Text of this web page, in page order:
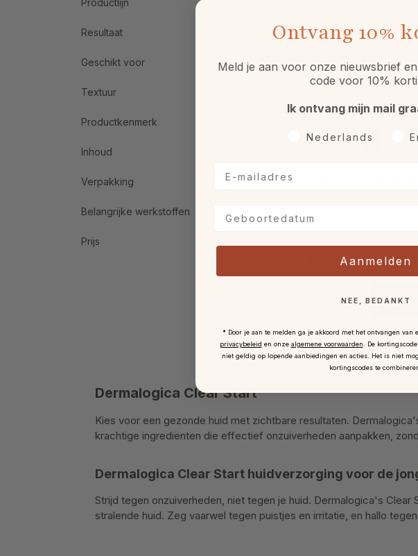
Resultaat
Geschikt voor
Textuur
Productkenmerk
Inhoud
Verpakking
Belangrijke werkstoffen
Prijs
Dermalogica Post-Breakout
van€ 29,00
Dermalogica Clear Start
Kies voor een gezonde huid met zichtbare resultaten.
krachtige ingrediënten die effectief onzuiverheden aanpakken,
Dermalogica Clear Start huidverzorging voor de
Strijd tegen onzuiverheden, niet tegen je huid. Dermalogica's
stralende huid. Zeg vaarwel tegen puistjes en irritatie, en hallo
Ontvang 10%
Meld je aan voor onze nieuwsbrief
code voor 10%
Ik ontvang mijn mail
Voorkeurtaal
Nederlands
Aanmelden
NEE, BEDANKT
* Door je aan te melden ga je akkoord met het ontvangen van
privacybeleid en onze algemene voorwaarden
De
niet geldig op lopende aanbiedingen en acties. Het is niet
kortingscodes te